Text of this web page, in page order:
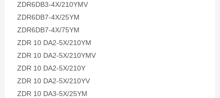
ZDR6DB3-4X/210YMV
ZDR6DB7-4X/25YM
ZDR6DB7-4X/75YM
ZDR 10 DA2-5X/210YM
ZDR 10 DA2-5X/210YMV
ZDR 10 DA2-5X/210Y
ZDR 10 DA2-5X/210YV
ZDR 10 DA3-5X/25YM